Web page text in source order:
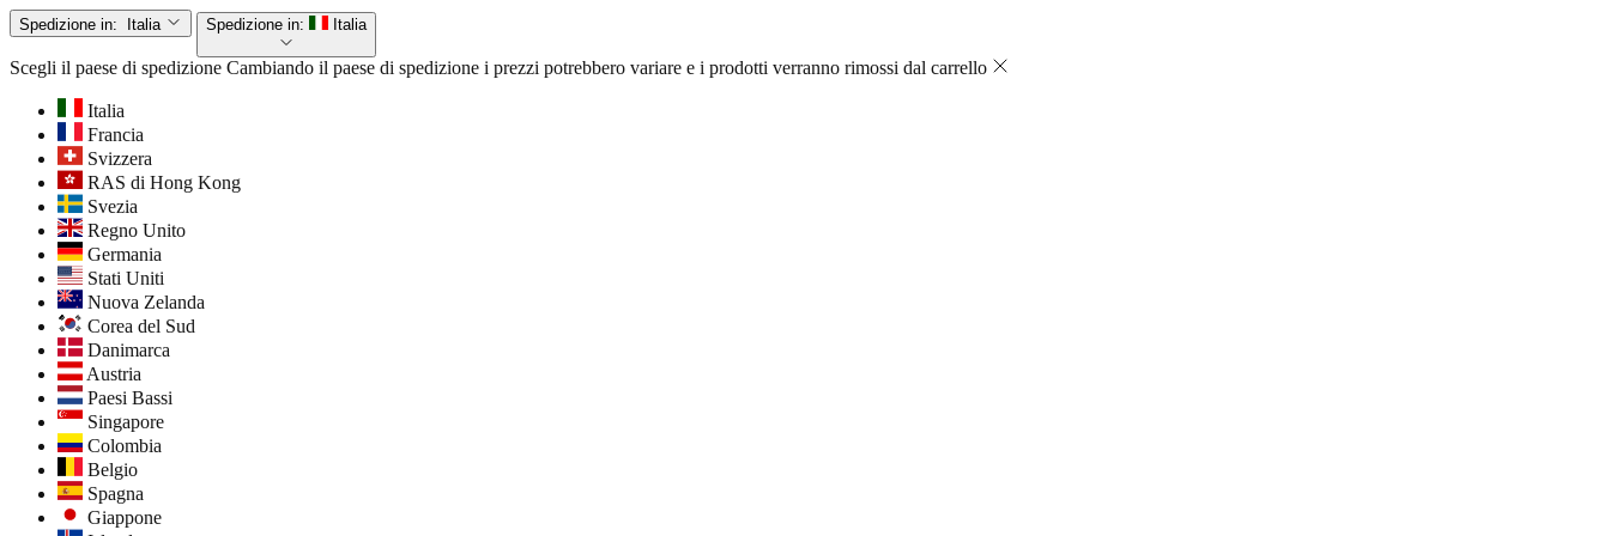
Spedizione in: Italia Spedizione in: Italia
Scegli il paese di spedizione Cambiando il paese di spedizione i prezzi potrebbero variare e i prodotti verranno rimossi dal carrello
Italia
Francia
Svizzera
RAS di Hong Kong
Svezia
Regno Unito
Germania
Stati Uniti
Nuova Zelanda
Corea del Sud
Danimarca
Austria
Paesi Bassi
Singapore
Colombia
Belgio
Spagna
Giappone